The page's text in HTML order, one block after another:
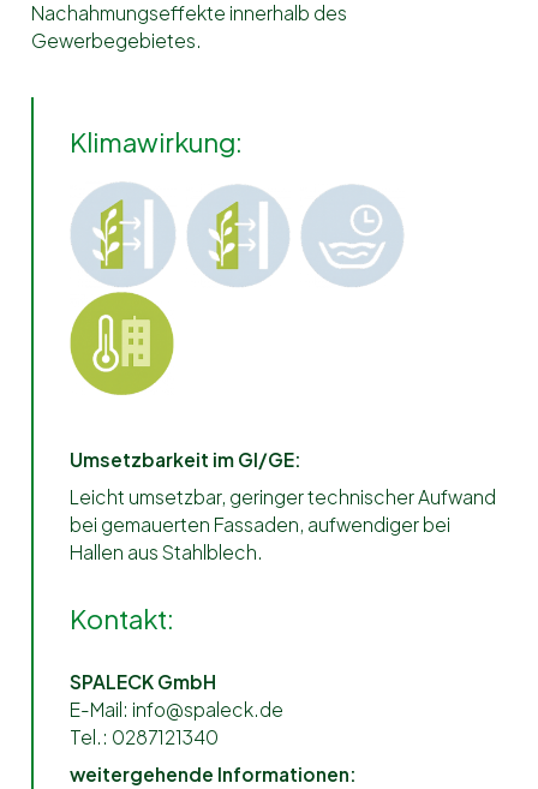
Nachahmungseffekte innerhalb des
Gewerbegebietes.
Klimawirkung:
Umsetzbarkeit im GI/GE:
Leicht umsetzbar, geringer technischer Aufwand
bei gemauerten Fassaden, aufwendiger bei
Hallen aus Stahlblech.
Kontakt:
SPALECK GmbH
E-Mail: info@spaleck.de
Tel.: 0287121340
weitergehende Informationen: